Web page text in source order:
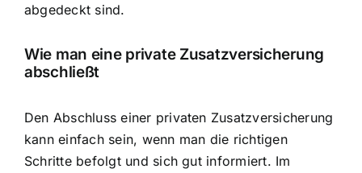
abgedeckt sind.
Wie man eine private Zusatzversicherung
abschließt
Den Abschluss einer privaten Zusatzversicherung
kann einfach sein, wenn man die richtigen
Schritte befolgt und sich gut informiert. Im